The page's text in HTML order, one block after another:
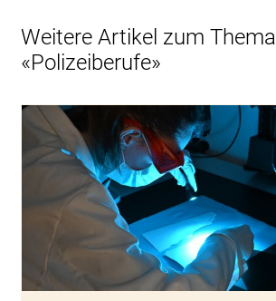
Weitere Artikel zum Thema
«Polizeiberufe»